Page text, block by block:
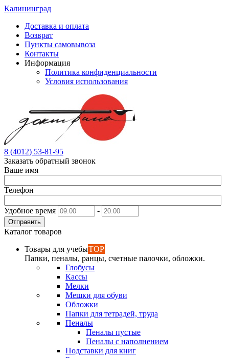
Калининград
Доставка и оплата
Возврат
Пункты самовывоза
Контакты
Информация
Политика конфиденциальности
Условия использования
8 (4012) 53-81-95
Заказать обратный звонок
Ваше имя
Телефон
Удобное время -
Отправить
Каталог товаров
Товары для учебыTOP
Папки, пеналы, ранцы, счетные палочки, обложки.
Глобусы
Кассы
Мелки
Мешки для обуви
Обложки
Папки для тетрадей, труда
Пеналы
Пеналы пустые
Пеналы с наполнением
Подставки для книг